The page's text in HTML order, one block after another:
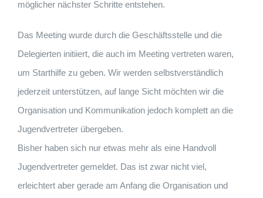
möglicher nächster Schritte entstehen.
Das Meeting wurde durch die Geschäftsstelle und die
Delegierten initiiert, die auch im Meeting vertreten waren,
um Starthilfe zu geben. Wir werden selbstverständlich
jederzeit unterstützen, auf lange Sicht möchten wir die
Organisation und Kommunikation jedoch komplett an die
Jugendvertreter übergeben.
Bisher haben sich nur etwas mehr als eine Handvoll
Jugendvertreter gemeldet. Das ist zwar nicht viel,
erleichtert aber gerade am Anfang die Organisation und